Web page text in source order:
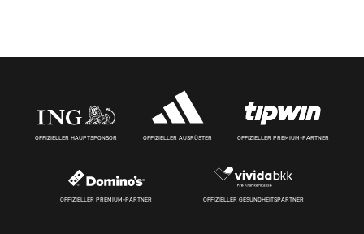
OFFIZIELLER HAUPTSPONSOR OFFIZIELLER AUSRÜSTER OFFIZIELLER PREMIUM-PARTNER
OFFIZIELLER PREMIUM-PARTNER OFFIZIELLER GESUNDHEITSPARTNER